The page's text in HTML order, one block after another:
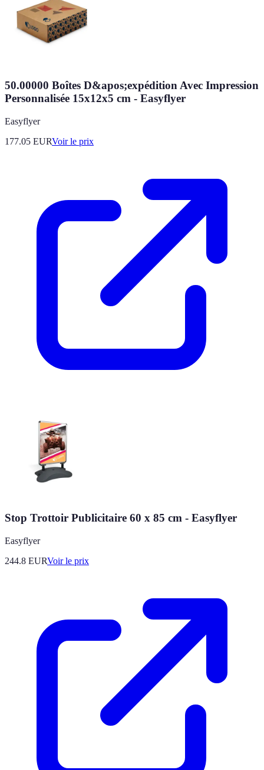
50.00000 Boîtes D&apos;expédition Avec Impression
Personnalisée 15x12x5 cm - Easyflyer
Easyflyer
177.05 EURVoir le prix
Stop Trottoir Publicitaire 60 x 85 cm - Easyflyer
Easyflyer
244.8 EURVoir le prix